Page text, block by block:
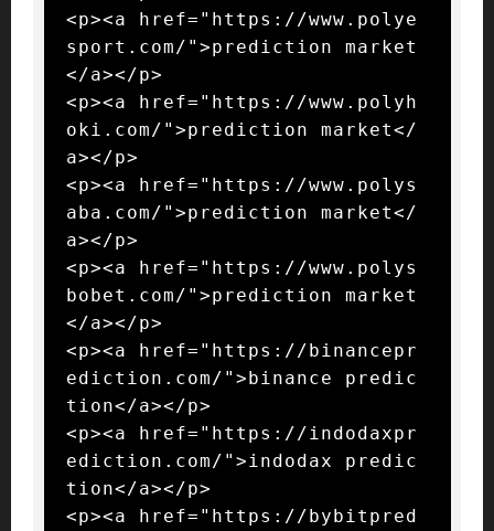
<p><a href="https://www.polye
sport.com/">prediction market
</a></p>
<p><a href="https://www.polyh
oki.com/">prediction market</
a></p>
<p><a href="https://www.polys
aba.com/">prediction market</
a></p>
<p><a href="https://www.polys
bobet.com/">prediction market
</a></p>
<p><a href="https://binancepr
ediction.com/">binance predic
tion</a></p>
<p><a href="https://indodaxpr
ediction.com/">indodax predic
tion</a></p>
<p><a href="https://bybitpred